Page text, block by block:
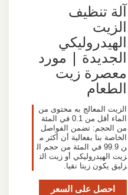
آلة تنظيف
الزيت
الهيدروليكي
الجديدة | مورد
معصرة زيت
الطعام
الزيت المعالج به محتوى من
الماء أقل من 0.1 في المئة
من الحجم: تضمن الفواصل
الخاصة بنا بفعالية أن أكثر م
ن 99.9 في المئة من حجم ال
زيت الهيدروليكي أو زيت الت
زليق يكون زيتا نقيا.
احصل على السعر